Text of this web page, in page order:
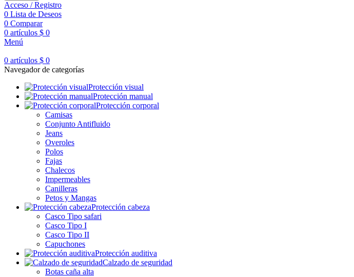
Acceso / Registro
0 Lista de Deseos
0 Comparar
0 artículos $ 0
Menú
0 artículos $ 0
Navegador de categorías
Protección visual
Protección manual
Protección corporal
Camisas
Conjunto Antifluido
Jeans
Overoles
Polos
Fajas
Chalecos
Impermeables
Canilleras
Petos y Mangas
Protección cabeza
Casco Tipo safari
Casco Tipo I
Casco Tipo II
Capuchones
Protección auditiva
Calzado de seguridad
Botas caña alta